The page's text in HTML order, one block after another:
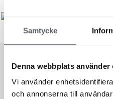
Samtycke
Denna webbplats använder
Vi använder
och annonserna till